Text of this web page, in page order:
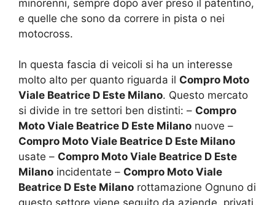
minorenni, sempre dopo aver preso il patentino,
e quelle che sono da correre in pista o nei
motocross.
In questa fascia di veicoli si ha un interesse
molto alto per quanto riguarda il Compro Moto
Viale Beatrice D Este Milano. Questo mercato
si divide in tre settori ben distinti: – Compro
Moto Viale Beatrice D Este Milano nuove –
Compro Moto Viale Beatrice D Este Milano
usate – Compro Moto Viale Beatrice D Este
Milano incidentate – Compro Moto Viale
Beatrice D Este Milano rottamazione Ognuno di
questo settore viene seguito da aziende, privati,